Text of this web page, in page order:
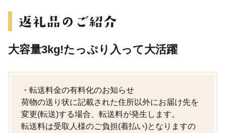
大容量3kg!たっぷり入って大活躍
・転送料金の有料化のお知らせ
荷物の送り状に記載された住所以外にお届け先を
変更(転送)する場合、転送料が発生します。
転送料は受取人様のご負担(着払い)となりますの